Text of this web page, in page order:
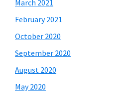
March 2021
February 2021
October 2020
September 2020
August 2020
May 2020